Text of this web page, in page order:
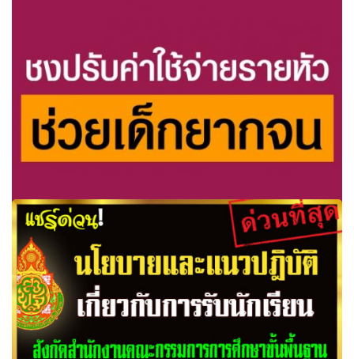
ชงปรับค่าใช้จ่ายรายหัวช่วยเด็กยากจน ชี้ใช้มา10ปีแล้ว ได้รับ
เงินไม่สอดคล้องกับนโยบายรัฐ